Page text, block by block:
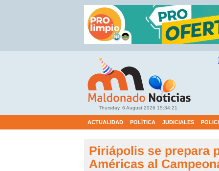
Thursday, 6 August 2026 15:34:22
ACTUALIDAD POLÍTICA JUDICIALES
Piriápolis se prepara
Américas al